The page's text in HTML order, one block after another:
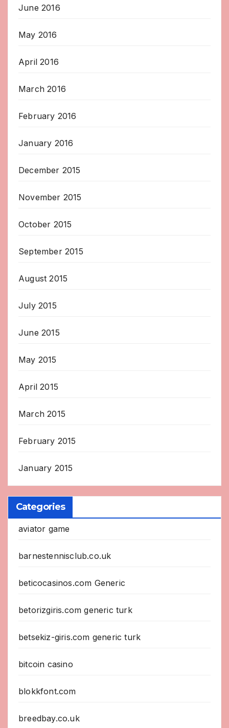
June 2016
May 2016
April 2016
March 2016
February 2016
January 2016
December 2015
November 2015
October 2015
September 2015
August 2015
July 2015
June 2015
May 2015
April 2015
March 2015
February 2015
January 2015
Categories
aviator game
barnestennisclub.co.uk
beticocasinos.com Generic
betorizgiris.com generic turk
betsekiz-giris.com generic turk
bitcoin casino
blokkfont.com
breedbay.co.uk